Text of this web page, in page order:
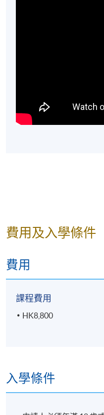
Mr Jacky Chan
專業訓犬師証書及Hong
書，更成為香港首位考獲
費用及入學條件
費用
課程費用
HK8,800
入學條件